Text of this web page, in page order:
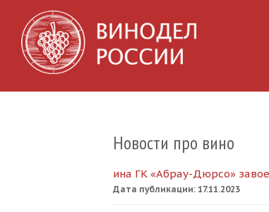
Новости про вино
ина ГК «Абрау-Дюрсо»
Дата публикации: 17.11.2023